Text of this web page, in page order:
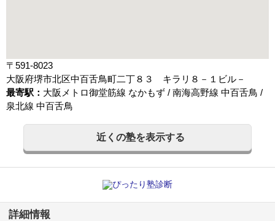
〒591-8023
大阪府堺市北区中百舌鳥町二丁８３ キラリ８－１ビル－
最寄駅： 大阪メトロ御堂筋線 なかもず / 南海高野線 中百舌鳥 /
泉北線 中百舌鳥
近くの塾を表示する
詳細情報